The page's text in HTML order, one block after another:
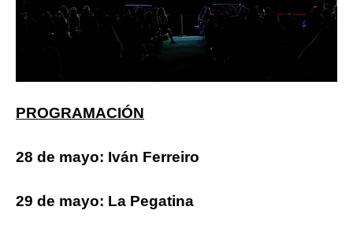
PROGRAMACIÓN
28 de mayo: Iván Ferreiro
29 de mayo: La Pegatina